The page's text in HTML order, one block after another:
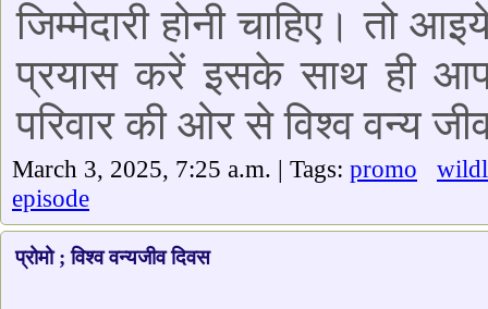
जिम्मेदारी होनी चाहिए। तो
प्रयास करें इसके साथ ही आप
परिवार की ओर से विश्व वन्य
March 3, 2025, 7:25 a.m. | Tags: promo
episode
प्रोमो ; विश्व वन्यजीव दिवस